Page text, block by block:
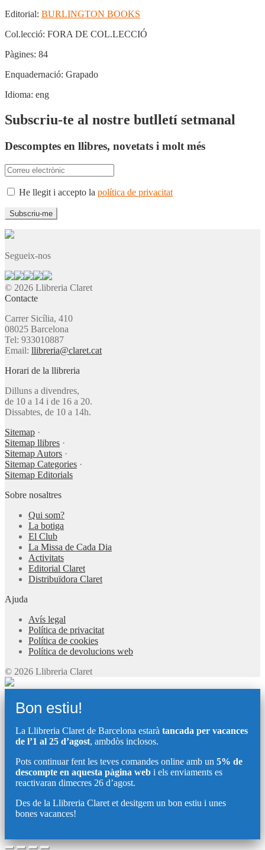
Editorial: BURLINGTON BOOKS
Col.lecció: FORA DE COL.LECCIÓ
Pàgines: 84
Enquadernació: Grapado
Idioma: eng
Subscriu-te al nostre butlletí setmanal
Descomptes en llibres, novetats i molt més
He llegit i accepto la política de privacitat
Segueix-nos
© 2026 Llibreria Claret
Contacte
Carrer Sicília, 410
08025 Barcelona
Tel: 933010887
Email: llibreria@claret.cat
Horari de la llibreria
Dilluns a divendres,
de 10 a 14 i de 16 a 20.
Dissabtes, de 10 a 14h.
Sitemap ·
Sitemap llibres ·
Sitemap Autors ·
Sitemap Categories ·
Sitemap Editorials
Sobre nosaltres
Qui som?
La botiga
El Club
La Missa de Cada Dia
Activitats
Editorial Claret
Distribuïdora Claret
Ajuda
Avís legal
Política de privacitat
Política de cookies
Política de devolucions web
© 2026 Llibreria Claret
Bon estiu!
La Llibreria Claret de Barcelona estarà tancada per vacances
de l’1 al 25 d’agost, ambdòs inclosos.
Pots continuar fent les teves comandes online amb un 5% de
descompte en aquesta pàgina web i els enviaments es
reactivaran dimecres 26 d’agost.
Des de la Llibreria Claret et desitgem un bon estiu i unes
bones vacances!